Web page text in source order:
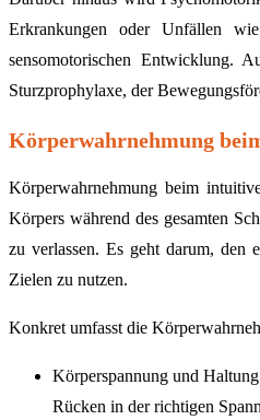
Erkrankungen oder Unfällen
sensomotorischen Entwicklung.
Sturzprophylaxe, der
Körperwahrnehmung
Körperwahrnehmung beim
Körpers während des gesamten
zu verlassen. Es geht darum, den
Zielen zu nutzen.
Konkret umfasst die
Körperspannung und
Rücken in der richtigen